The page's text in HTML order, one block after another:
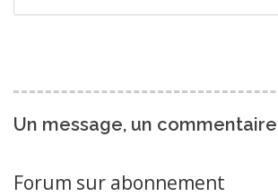
Un message, un
Forum sur abonnement